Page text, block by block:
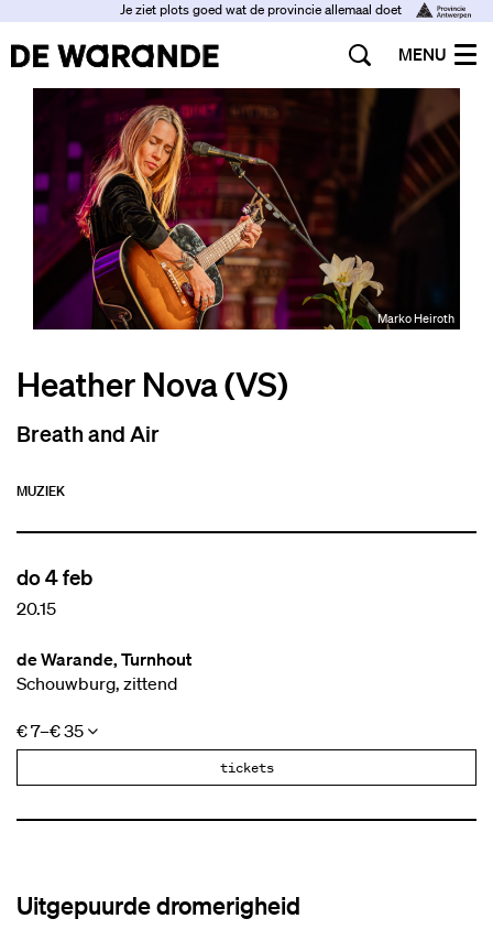
Je ziet plots goed wat de provincie allemaal doet
MENU
Marko Heiroth
Heather Nova (VS)
Breath and Air
MUZIEK
do 4 feb
20.15
de Warande, Turnhout
Schouwburg, zittend
€ 7–€ 35
tickets
Uitgepuurde dromerigheid